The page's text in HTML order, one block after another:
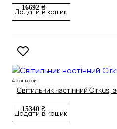
16692 ₴
Додати в кошик
4 кольори
Світильник настінний Cirkus,
15340 ₴
Додати в кошик